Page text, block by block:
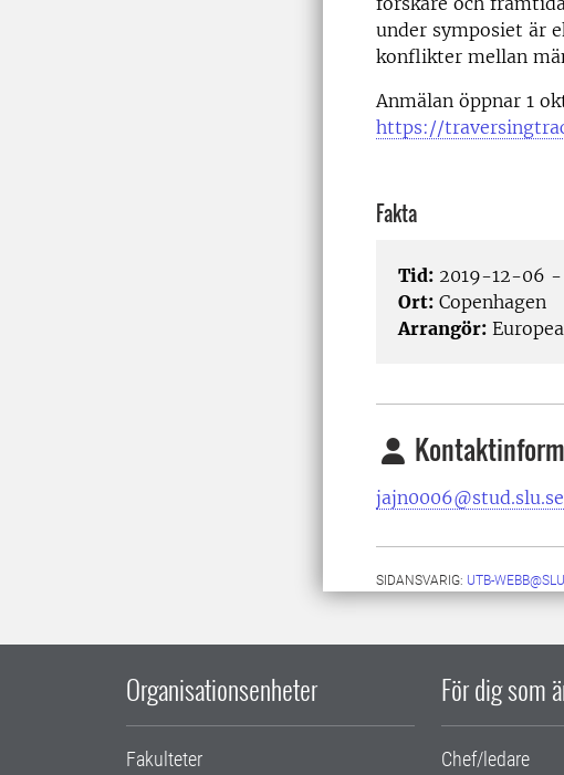
under symposiet är
konflikter mellan
Anmälan öppnar 1
https://
Fakta
Tid: 2019-12-06
Ort: Copenhagen
Arrangör:
jajn0006@stud.slu.se
SIDANSVARIG: UTB-
Organisationsenheter
Fakulteter
För dig som
Chef/ledare